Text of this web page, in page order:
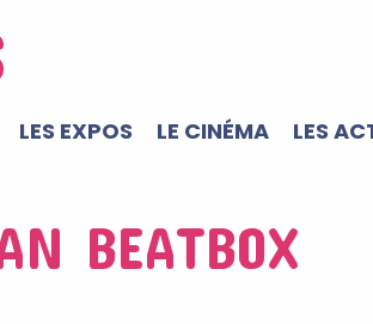
LES EXPOS LE CINÉMA LES
BEATBOX